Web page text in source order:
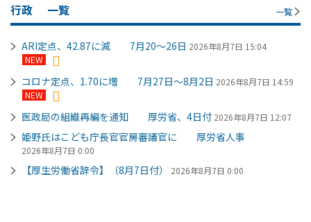
行政 一覧 一覧
ARI定点、42.87に減 7月20～26日 2026年8月7日 15:04
NEW
コロナ定点、1.70に増 7月27日～8月2日 2026年8月7日 14:59
NEW
医政局の組織再編を通知 厚労省、4日付 2026年8月7日 12:07
姫野氏はこども庁長官官房審議官に 厚労省人事
2026年8月7日 0:00
【厚生労働省辞令】（8月7日付） 2026年8月7日 0:00